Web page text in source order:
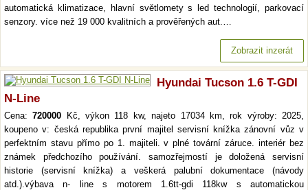
automatická klimatizace, hlavní světlomety s led technologií, parkovací
senzory. více než 19 000 kvalitních a prověřených aut.…
Zobrazit inzerát
Hyundai Tucson 1.6 T-GDI
N-Line
Cena:720000 Kč, výkon 118 kw, najeto 17034 km, rok výroby: 2025,
koupeno v: česká republika první majitel servisní knížka zánovní vůz v
perfektním stavu přímo po 1. majiteli. v plné tovární záruce. interiér bez
známek předchozího používání. samozřejmostí je doložená servisní
historie (servisní knížka) a veškerá palubní dokumentace (návody
atd.).výbava n- line s motorem 1.6tt-gdi 118kw s automatickou